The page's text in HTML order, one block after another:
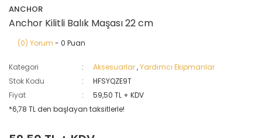
ANCHOR
Anchor Kilitli Balık Maşası 22 cm
(0) Yorum - 0 Puan
Kategori Aksesuarlar,Yardımcı Ekipmanlar
Stok Kodu
HFSYQZE9T
Fiyat
59,50 TL + KDV
*6,78 TL den başlayan taksitlerle!